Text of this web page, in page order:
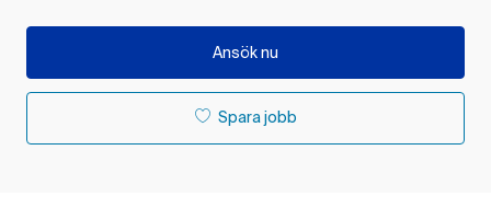
Ansök nu
Spara jobb